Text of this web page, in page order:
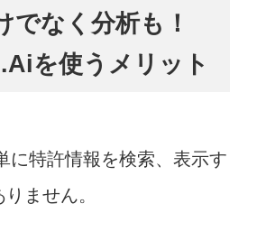
でなく分析も！
を使うメリット
に特許情報を検索、表示す
ません。